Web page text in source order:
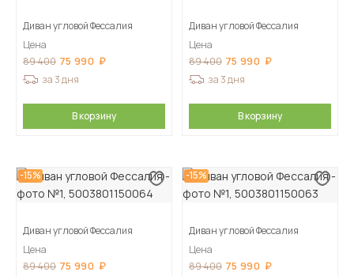
Диван угловой Фессалия
Цена
89 400 75 990
за 3 дня
В корзину
Диван угловой Фессалия
Цена
89 400 75 990
за 3 дня
В корзину
-15%
Диван угловой Фессалия
Цена
89 400 75 990
-15%
Диван угловой Фессалия
Цена
89 400 75 990